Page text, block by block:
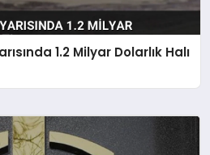
1.2 Milyar Dolarlık Halı